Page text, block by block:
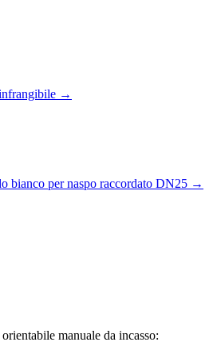
→
bianco per naspo raccordato DN25 →
manuale da incasso: